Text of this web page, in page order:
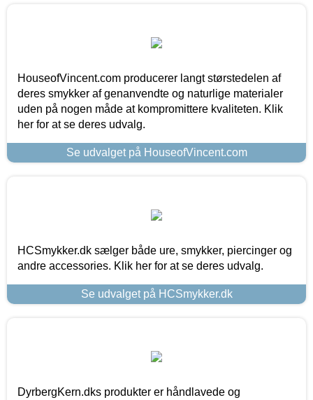
HouseofVincent.com producerer langt størstedelen af
deres smykker af genanvendte og naturlige materialer
uden på nogen måde at kompromittere kvaliteten. Klik
her for at se deres udvalg.
Se udvalget på HouseofVincent.com
HCSmykker.dk sælger både ure, smykker, piercinger og
andre accessories. Klik her for at se deres udvalg.
Se udvalget på HCSmykker.dk
DyrbergKern.dks produkter er håndlavede og